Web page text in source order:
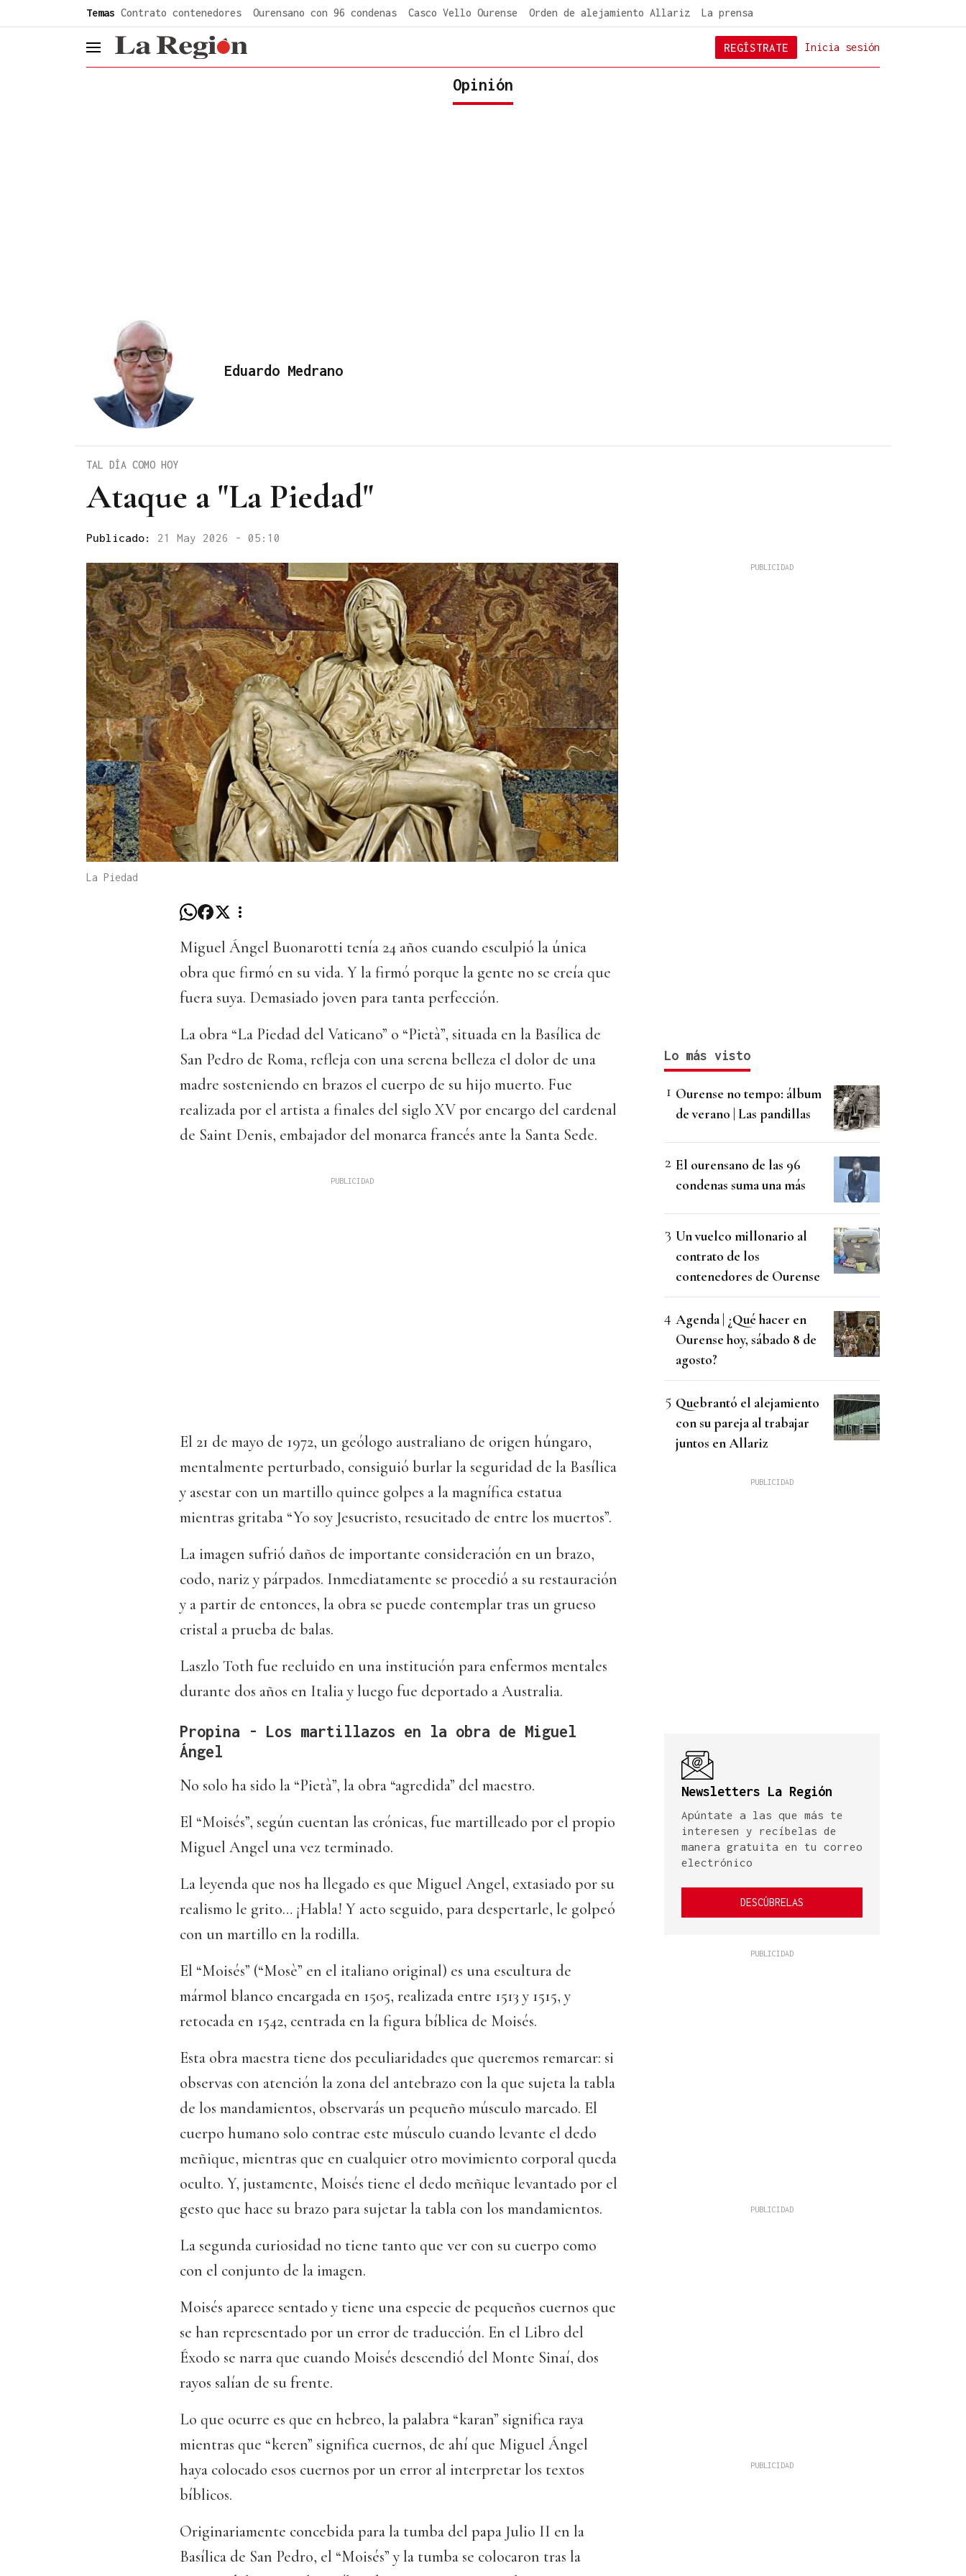
Temas Contrato contenedores Ourensano con 96 condenas Casco Vello Ourense Orden de alejamiento Allariz La prensa
header.menu.open Inicia sesión
REGÍSTRATE
Opinión
Eduardo Medrano
Ataque a "La Piedad"
TAL DÍA COMO HOY
Publicado: 21 May 2026 - 05:10
La Piedad
Miguel Ángel Buonarotti tenía 24 años cuando esculpió la única
obra que firmó en su vida. Y la firmó porque la gente no se creía que
fuera suya. Demasiado joven para tanta perfección.
La obra “La Piedad del Vaticano” o “Pietà”, situada en la Basílica de
San Pedro de Roma, refleja con una serena belleza el dolor de una
madre sosteniendo en brazos el cuerpo de su hijo muerto. Fue
realizada por el artista a finales del siglo XV por encargo del cardenal
de Saint Denis, embajador del monarca francés ante la Santa Sede.
El 21 de mayo de 1972, un geólogo australiano de origen húngaro,
mentalmente perturbado, consiguió burlar la seguridad de la Basílica
y asestar con un martillo quince golpes a la magnífica estatua
mientras gritaba “Yo soy Jesucristo, resucitado de entre los muertos”.
La imagen sufrió daños de importante consideración en un brazo,
codo, nariz y párpados. Inmediatamente se procedió a su restauración
y a partir de entonces, la obra se puede contemplar tras un grueso
cristal a prueba de balas.
Laszlo Toth fue recluido en una institución para enfermos mentales
durante dos años en Italia y luego fue deportado a Australia.
Propina - Los martillazos en la obra de Miguel
Ángel
No solo ha sido la “Pietà”, la obra “agredida” del maestro.
El “Moisés”, según cuentan las crónicas, fue martilleado por el propio
Miguel Angel una vez terminado.
La leyenda que nos ha llegado es que Miguel Angel, extasiado por su
realismo le grito… ¡Habla! Y acto seguido, para despertarle, le golpeó
con un martillo en la rodilla.
El “Moisés” (“Mosè” en el italiano original) es una escultura de
mármol blanco encargada en 1505, realizada entre 1513 y 1515, y
retocada en 1542, centrada en la figura bíblica de Moisés.
Esta obra maestra tiene dos peculiaridades que queremos remarcar: si
observas con atención la zona del antebrazo con la que sujeta la tabla
de los mandamientos, observarás un pequeño músculo marcado. El
cuerpo humano solo contrae este músculo cuando levante el dedo
meñique, mientras que en cualquier otro movimiento corporal queda
oculto. Y, justamente, Moisés tiene el dedo meñique levantado por el
gesto que hace su brazo para sujetar la tabla con los mandamientos.
La segunda curiosidad no tiene tanto que ver con su cuerpo como
con el conjunto de la imagen.
Moisés aparece sentado y tiene una especie de pequeños cuernos que
se han representado por un error de traducción. En el Libro del
Éxodo se narra que cuando Moisés descendió del Monte Sinaí, dos
rayos salían de su frente.
Lo que ocurre es que en hebreo, la palabra “karan” significa raya
mientras que “keren” significa cuernos, de ahí que Miguel Ángel
haya colocado esos cuernos por un error al interpretar los textos
bíblicos.
Originariamente concebida para la tumba del papa Julio II en la
Basílica de San Pedro, el “Moisés” y la tumba se colocaron tras la
Lo más visto
Ourense no tempo: álbum
de verano | Las pandillas
El ourensano de las 96
condenas suma una más
Un vuelco millonario al
contrato de los
contenedores de Ourense
Agenda | ¿Qué hacer en
Ourense hoy, sábado 8 de
agosto?
Quebrantó el alejamiento
con su pareja al trabajar
juntos en Allariz
Newsletters La Región
Apúntate a las que más te
interesen y recíbelas de
manera gratuita en tu correo
electrónico
DESCÚBRELAS